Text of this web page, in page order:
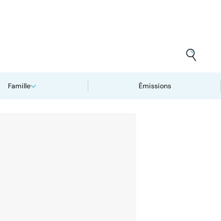
Famille Émissions